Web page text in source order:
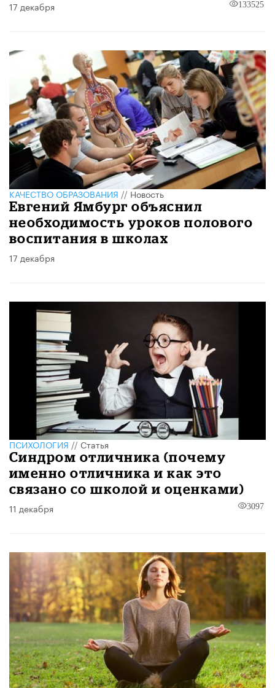
17 декабря 133525
КАЧЕСТВО ОБРАЗОВАНИЯ// Новость
Евгений Ямбург объяснил
необходимость уроков полового
воспитания в школах
17 декабря
ПСИХОЛОГИЯ//Статья
Синдром отличника (почему
именно отличника и как это
связано со школой и оценками)
11 декабря 3097